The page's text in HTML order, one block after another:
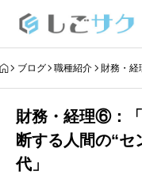
ブログ 職種紹介 財務・経
財務・経理⑥：
断する人間の“
代」